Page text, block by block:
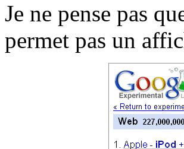
Je ne pense pas
permet pas un